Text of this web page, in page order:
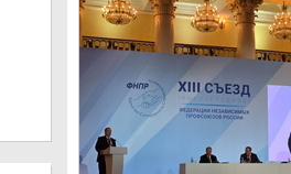
АРБАТ
Трактовая, так как по ней
визита цесаревича Николая.
честь, и на ней горожане высадили